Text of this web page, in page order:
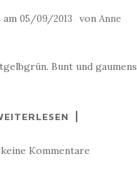
05/09/2013 von Anne
Bunt und
Kommentare